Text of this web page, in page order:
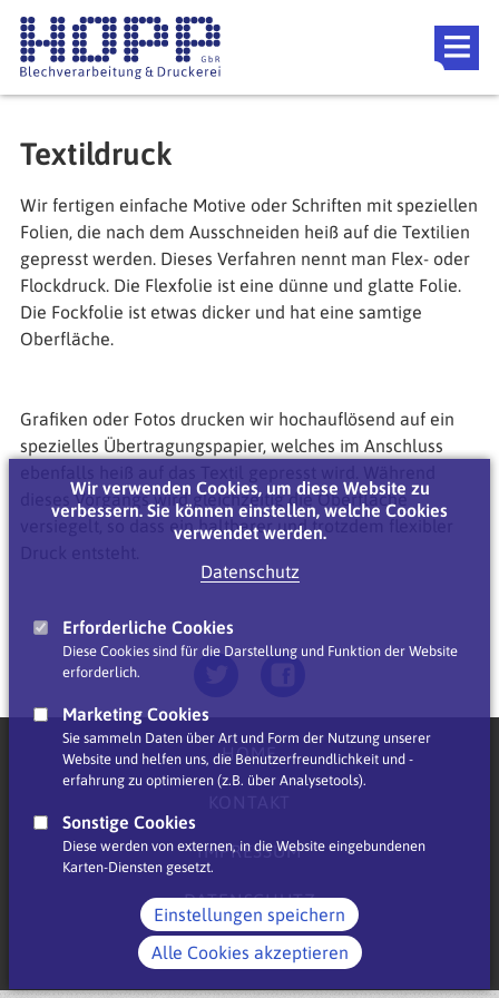
Wir verwenden Cookies, um diese Website zu
verbessern. Sie können einstellen, welche Cookies
verwendet werden.
Datenschutz
Erforderliche Cookies
Diese Cookies sind für die Darstellung und Funktion der Website
erforderlich.
Marketing Cookies
Sie sammeln Daten über Art und Form der Nutzung unserer
Website und helfen uns, die Benutzerfreundlichkeit und -
erfahrung zu optimieren (z.B. über Analysetools).
Sonstige Cookies
Diese werden von externen, in die Website eingebundenen
Karten-Diensten gesetzt.
Einstellungen speichern
Alle Cookies akzeptieren
Direkt zum Inhalt
Referenzen
Downloads
Blog
Event Location
FAQ
Textildruck
Wir fertigen einfache Motive oder Schriften mit speziellen
Folien, die nach dem Ausschneiden heiß auf die Textilien
gepresst werden. Dieses Verfahren nennt man Flex- oder
Flockdruck. Die Flexfolie ist eine dünne und glatte Folie.
Die Fockfolie ist etwas dicker und hat eine samtige
Oberfläche.
Grafiken oder Fotos drucken wir hochauflösend auf ein
spezielles Übertragungspapier, welches im Anschluss
dieses Vorgangs wird gleichzeitig die Oberfläche
versiegelt, so dass ein haltbarer und trotzdem flexibler
HOME
IMPRESSUM
DATENSCHUTZ
AGB